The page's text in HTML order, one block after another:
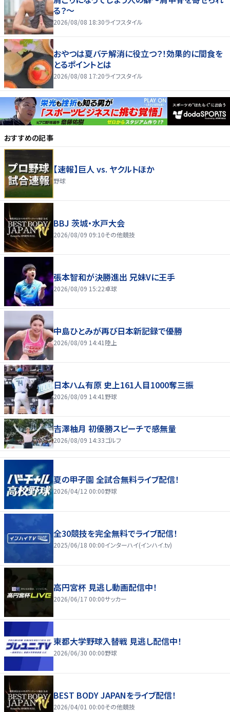
る？～
2026/08/08 18:30ライフスタイル
おやつは夏バテ解消に役立つ？！効果的に間食を
とるポイントとは
2026/08/08 17:20ライフスタイル
おすすめの記事
【速報】巨人 vs. ヤクルトほか
野球
BBJ 茨城・水戸大会
2026/08/09 09:10その他競技
張本智和が決勝進出 兄妹Vに王手
2026/08/09 15:22卓球
中島ひとみが再び日本新記録で優勝
2026/08/09 14:41 陸上
日本ハム有原 史上161人目1000奪三振
2026/08/09 14:41 野球
吉澤柚月 初優勝スピーチで感無量
2026/08/09 14:33ゴルフ
夏の甲子園 全試合無料ライブ配信！
2026/04/12 00:00野球
全30競技を完全無料でライブ配信！
2025/06/18 00:00インターハイ(インハイ.tv)
高円宮杯 見逃し動画配信中！
2026/06/17 00:00サッカー
東都大学野球入替戦 見逃し配信中！
2026/06/30 00:00野球
BEST BODY JAPANをライブ配信！
2026/04/01 00:00その他競技